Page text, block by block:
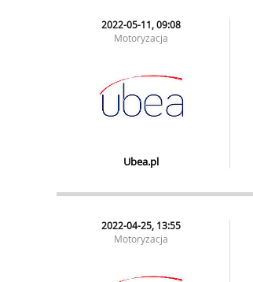
2022-05-11, 09:08
Motoryzacja
Ubea.pl
2022-04-25, 13:55
Motoryzacja